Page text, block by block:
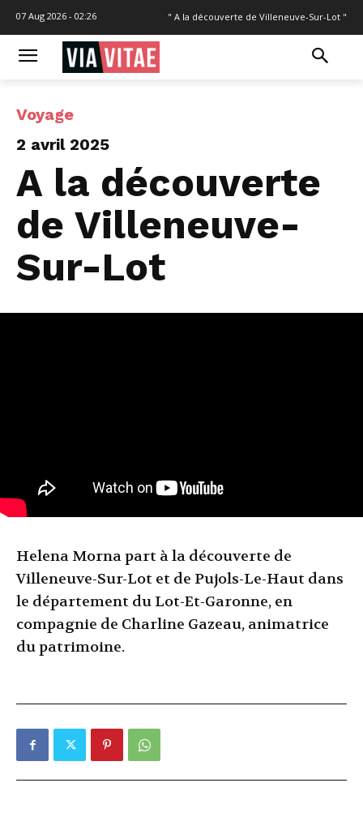
07 Aug 2026 - 02:26 " A la découverte de Villeneuve-Sur-Lot "
Voyage
2 avril 2025
A la découverte
de Villeneuve-
Sur-Lot
Helena Morna part à la découverte de
Villeneuve-Sur-Lot et de Pujols-Le-Haut dans
le département du Lot-Et-Garonne, en
compagnie de Charline Gazeau, animatrice
du patrimoine.